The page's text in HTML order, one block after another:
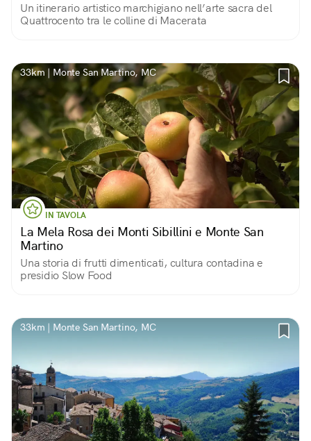
Un itinerario artistico marchigiano nell’arte sacra del
Quattrocento tra le colline di Macerata
33km | Monte San Martino, MC
IN TAVOLA
La Mela Rosa dei Monti Sibillini e Monte San
Martino
Una storia di frutti dimenticati, cultura contadina e
presidio Slow Food
33km | Monte San Martino, MC